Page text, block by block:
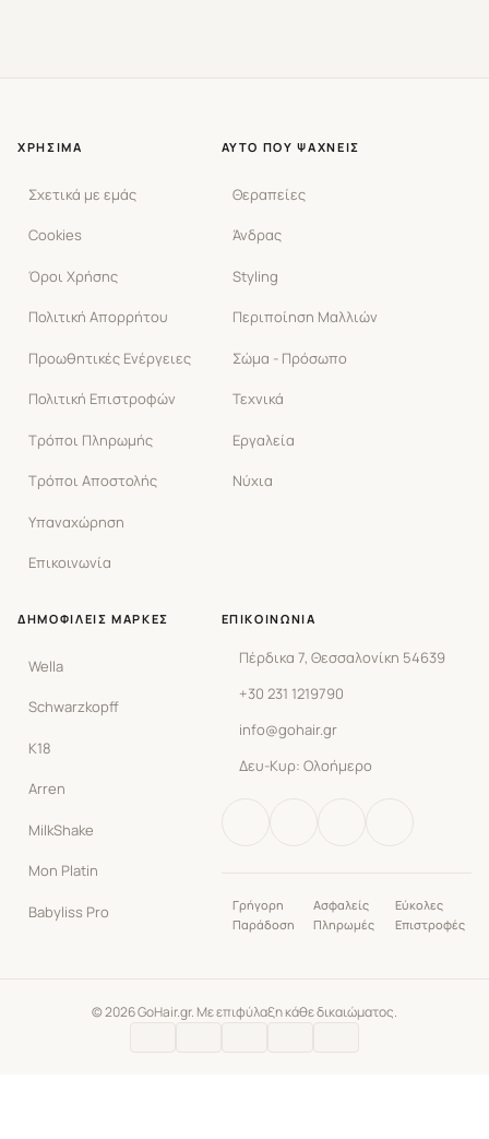
ΧΡΉΣΙΜΑ
Σχετικά με εμάς
Cookies
Όροι Χρήσης
Πολιτική Απορρήτου
Προωθητικές Ενέργειες
Πολιτική Επιστροφών
Τρόποι Πληρωμής
Τρόποι Αποστολής
Υπαναχώρηση
Επικοινωνία
ΑΥΤΌ ΠΟΥ ΨΆΧΝΕΙΣ
Θεραπείες
Άνδρας
Styling
Περιποίηση Μαλλιών
Σώμα - Πρόσωπο
Τεχνικά
Εργαλεία
Νύχια
ΔΗΜΟΦΙΛΕΊΣ ΜΆΡΚΕΣ
Wella
Schwarzkopff
K18
Arren
MilkShake
Mon Platin
Babyliss Pro
ΕΠΙΚΟΙΝΩΝΊΑ
Πέρδικα 7, Θεσσαλονίκη 54639
+30 231 1219790
info@gohair.gr
Δευ-Κυρ: Ολοήμερο
Γρήγορη
Παράδοση
Ασφαλείς
Πληρωμές
Εύκολες
Επιστροφές
© 2026 GoHair.gr. Με επιφύλαξη κάθε δικαιώματος.